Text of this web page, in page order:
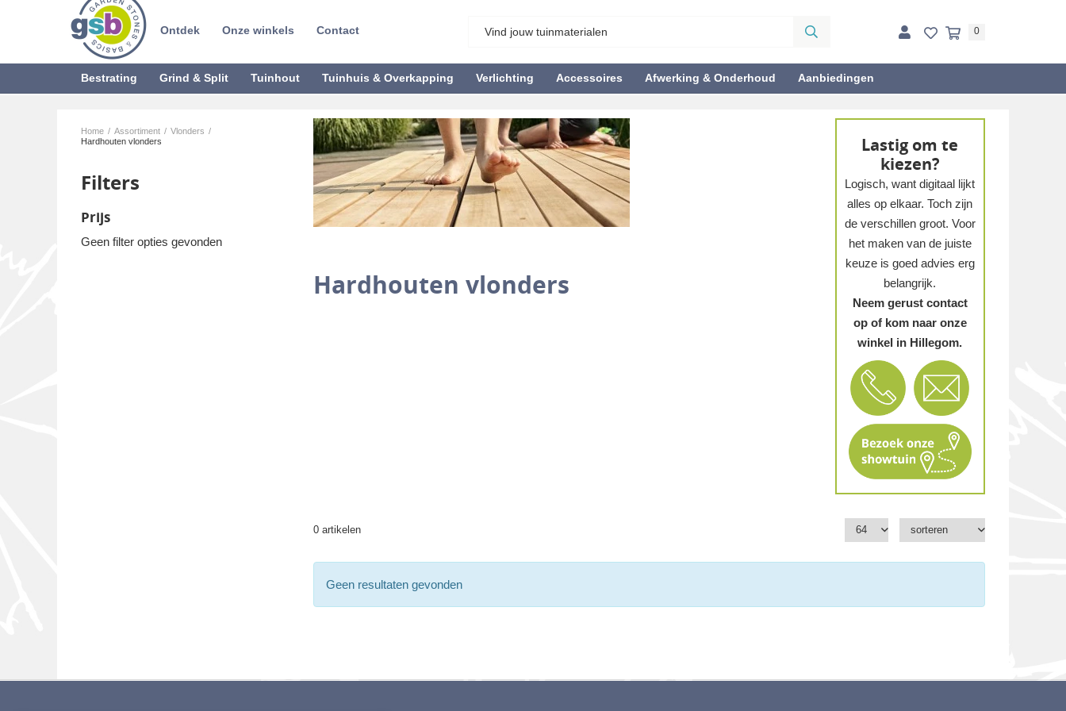
Ontdek Onze winkels Contact 0
Bestrating Grind & Split Tuinhout Tuinhuis & Overkapping Verlichting Accessoires Afwerking & Onderhoud Aanbiedingen
Home / Assortiment / Vlonders /
Hardhouten vlonders
Filters
Prijs
Geen filter opties gevonden
Hardhouten vlonders
Lastig om te
kiezen?
Logisch, want digitaal lijkt
alles op elkaar. Toch zijn
de verschillen groot. Voor
het maken van de juiste
keuze is goed advies erg
belangrijk.
Neem gerust contact
op of kom naar onze
winkel in Hillegom.
0 artikelen
Geen resultaten gevonden